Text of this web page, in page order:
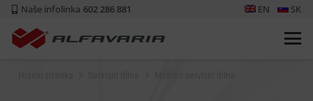
Naše infolinka 602 286 881 EN SK